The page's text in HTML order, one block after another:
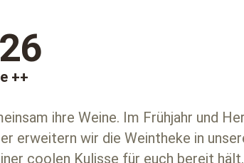
++
ihre Weine. Im Frühjahr und
erweitern wir die Weintheke in
coolen Kulisse für euch bereit hält.